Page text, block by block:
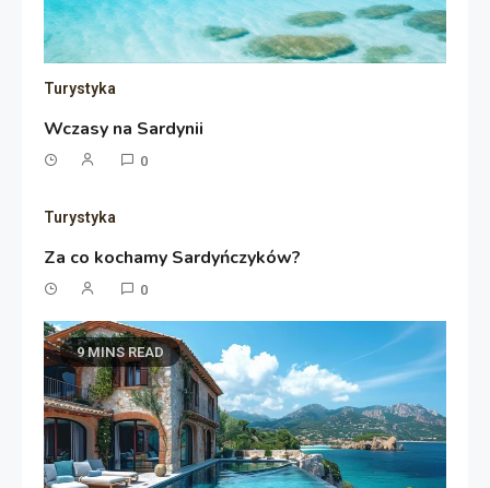
Turystyka
Wczasy na Sardynii
0
Turystyka
Za co kochamy Sardyńczyków?
0
9 MINS READ